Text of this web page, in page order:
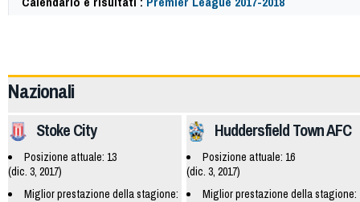
Nazionali
Huddersfield Town AFC
Posizione attuale: 16
(dic. 3, 2017)
Miglior prestazione della stagione:
Stoke City
Posizione attuale: 13
(dic. 3, 2017)
Miglior prestazione della stagione: